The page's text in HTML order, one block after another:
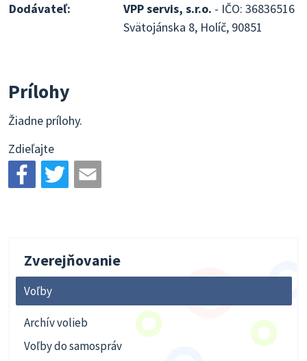
Dodávateľ:
VPP servis, s.r.o. - IČO: 36836516
Svätojánska 8, Holíč, 90851
Prílohy
Žiadne prílohy.
Zdieľajte
Zverejňovanie
Voľby
Archív volieb
Voľby do samospráv